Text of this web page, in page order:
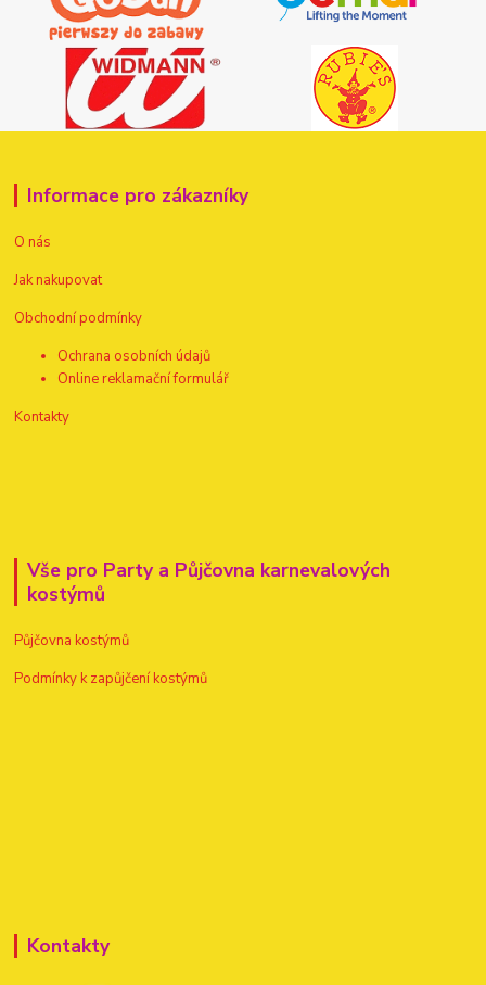
Informace pro zákazníky
O nás
Jak nakupovat
Obchodní podmínky
Ochrana osobních údajů
Online reklamační formulář
Kontakty
Vše pro Party a Půjčovna karnevalových
kostýmů
Půjčovna kostýmů
Podmínky k zapůjčení kostýmů
Kontakty